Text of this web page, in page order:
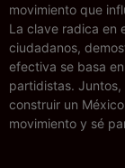
movimiento que
La clave radica en
ciudadanos,
efectiva se basa
partidistas.
construir un
movimiento y sé